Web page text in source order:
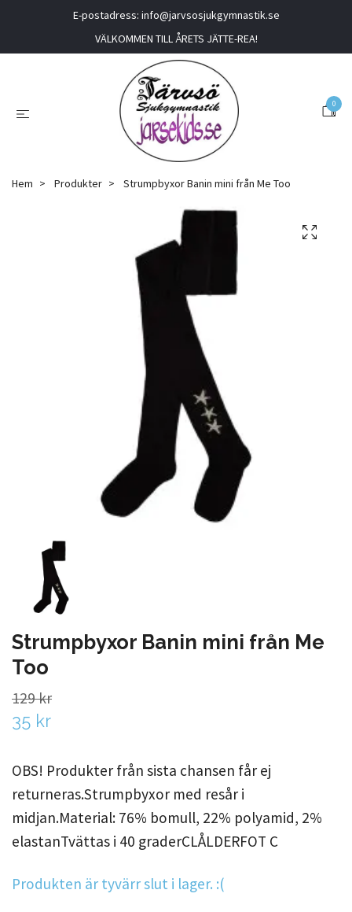
E-postadress: info@jarvsosjukgymnastik.se
VÄLKOMMEN TILL ÅRETS JÄTTE-REA!
0
Hem Produkter Strumpbyxor Banin mini från Me Too
Strumpbyxor Banin mini från Me
Too
129 kr
35 kr
OBS! Produkter från sista chansen får ej
returneras.Strumpbyxor med resår i
midjan.Material: 76% bomull, 22% polyamid, 2%
elastanTvättas i 40 graderCLÅLDERFOT C
Produkten är tyvärr slut i lager. :(